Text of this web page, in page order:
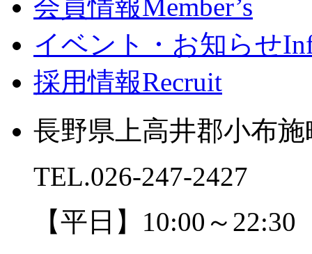
会員情報Member’s
イベント・お知らせ
採用情報Recruit
長野県上高井郡小布施
TEL.026-247-2427
【平日】10:00～